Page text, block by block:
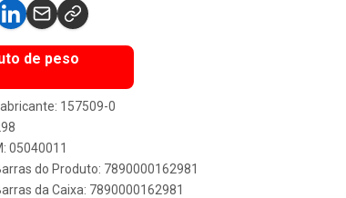
de peso
157509-0
05040011
do Produto: 7890000162981
da Caixa: 7890000162981